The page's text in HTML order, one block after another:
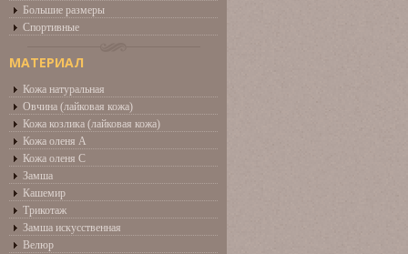
Большие размеры
Спортивные
МАТЕРИАЛ
Кожа натуральная
Овчина (лайковая кожа)
Кожа козлика (лайковая кожа)
Кожа оленя А
Кожа оленя С
Замша
Кашемир
Трикотаж
Замша искусственная
Велюр